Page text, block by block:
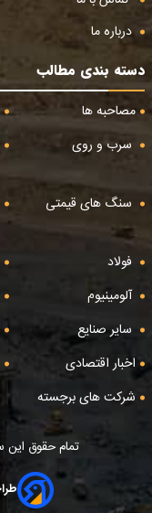
درباره ما
دسته بندی مطالب
مصاحبه ها
سرب و روی
سنگ های قیمتی
فولاد
آلومینیوم
سایر صنایع
اخبار اقتصادی
شرکت های برجسته
تمام حقوق این